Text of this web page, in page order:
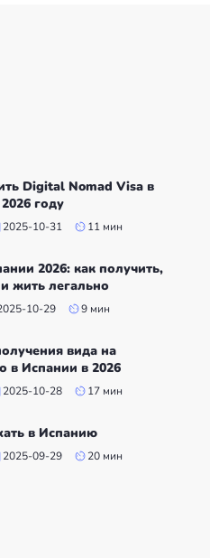
Digital Nomad Visa в
году
2025-10-31 11 мин
2026: как получить,
жить легально
10-29 9 мин
вида на
в Испании в 2026
2025-10-28 17 мин
в Испанию
2025-09-29 20 мин